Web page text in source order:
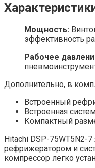
Мощность:
эффективность
Рабочее
Дополнительно, в
Встроенный
Встроенная
Компактный
Hitachi DSP-
рефрижератором и
компрессор легко